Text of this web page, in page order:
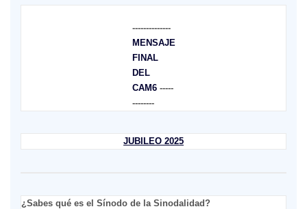
--------------
MENSAJE
FINAL
DEL
CAM6-----
--------
JUBILEO 2025
¿Sabes qué es el Sínodo de la Sinodalidad?